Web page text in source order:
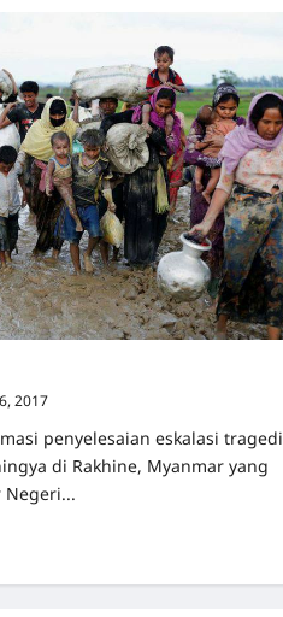
2017
penyelesaian eskalasi tragedi
di Rakhine, Myanmar yang